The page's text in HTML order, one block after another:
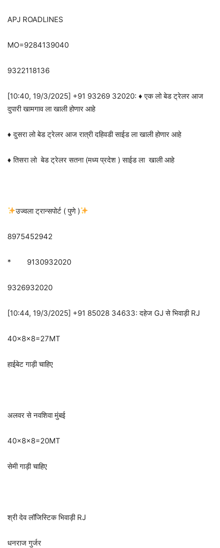
APJ ROADLINES
MO=9284139040
9322118136
[10:40, 19/3/2025] +91 93269 32020: ♦ एक लो बेड ट्रेलर आज
दुपारी खामगाव ला खाली होणार आहे
♦ दुसरा लो बेड ट्रेलर आज रात्री दहिवडी साईड ला खाली होणार आहे
♦ तिसरा लो बेड ट्रेलर सतना (मध्य प्रदेश ) साईड ला खाली आहे
उज्वला ट्रान्सपोर्ट ( पुणे )
8975452942
* 9130932020
9326932020
[10:44, 19/3/2025] +91 85028 34633: दहेज GJ से भिवाड़ी RJ
40×8×8=27MT
हाईबेट गाड़ी चाहिए
अलवर से नवशिवा मुंबई
40×8×8=20MT
सेमी गाड़ी चाहिए
श्री देव लॉजिस्टिक भिवाड़ी RJ
धनराज गुर्जर